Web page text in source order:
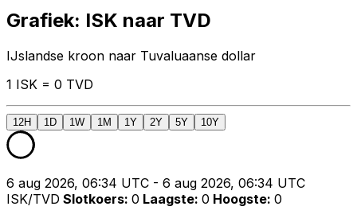
Grafiek: ISK naar TVD
IJslandse kroon naar Tuvaluaanse dollar
1 ISK = 0 TVD
12H 1D 1W 1M 1Y 2Y 5Y 10Y
6 aug 2026, 06:34 UTC - 6 aug 2026, 06:34 UTC
ISK/TVD Slotkoers: 0 Laagste: 0 Hoogste: 0